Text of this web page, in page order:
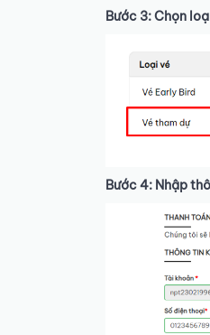
Bước 3: Chọn
Bước 4: Nhập